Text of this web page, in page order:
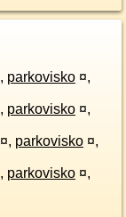
, parkovisko ¤,
, parkovisko ¤,
¤, parkovisko ¤,
, parkovisko ¤,